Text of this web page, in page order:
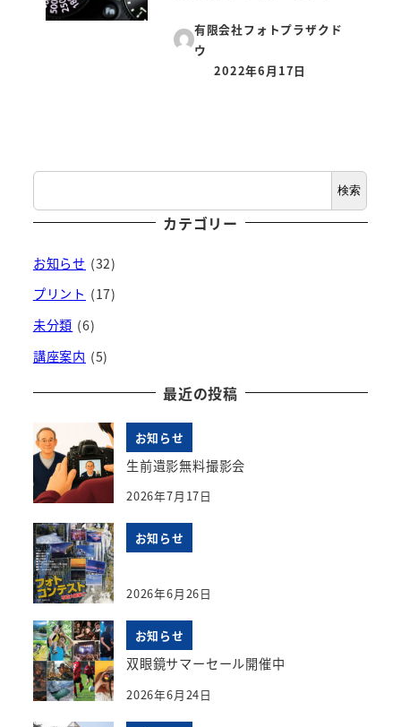
有限会社フォトプラザクド
ウ
投稿日
2022年6月17日
検
索
検索
カテゴリー
お知らせ (32)
プリント (17)
未分類 (6)
講座案内 (5)
最近の投稿
お知らせ
生前遺影無料撮影会
2026年7月17日
お知らせ
2026年6月26日
お知らせ
双眼鏡サマーセール開催中
2026年6月24日